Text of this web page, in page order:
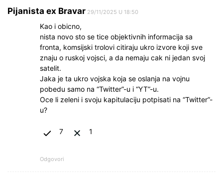
Pijanista ex Bravar 29/11/2025 U 18:50
Kao i obicno,
nista novo sto se tice objektivnih informacija sa
fronta, komsijski trolovi citiraju ukro izvore koji sve
znaju o ruskoj vojsci, a da nemaju cak ni jedan svoj
satelit.
Jaka je ta ukro vojska koja se oslanja na vojnu
pobedu samo na “Twitter”-u i “YT”-u.
Oce li zeleni i svoju kapitulaciju potpisati na “Twitter”-
u?
7 1
Odgovori